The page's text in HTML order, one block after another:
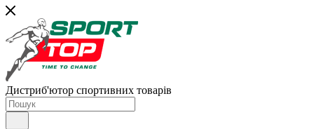
Дистриб'ютор спортивних товарів